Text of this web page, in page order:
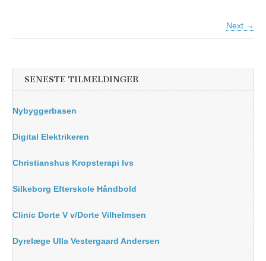
Next →
SENESTE TILMELDINGER
Nybyggerbasen
Digital Elektrikeren
Christianshus Kropsterapi Ivs
Silkeborg Efterskole Håndbold
Clinic Dorte V v/Dorte Vilhelmsen
Dyrelæge Ulla Vestergaard Andersen